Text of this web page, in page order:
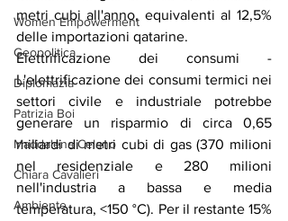
Women Empowerment
Geopolitica
Diplomazia
Patrizia Boi
Maddalena Celano
Chiara Cavalieri
Ambiente
metri cubi all'anno, equivalenti al 12,5%
delle importazioni qatarine.
Elettrificazione dei consumi -
L'elettrificazione dei consumi termici nei
settori civile e industriale potrebbe
generare un risparmio di circa 0,65
miliardi di metri cubi di gas (370 milioni
nel residenziale e 280 milioni
nell'industria a bassa e media
temperatura, <150 °C). Per il restante 15%